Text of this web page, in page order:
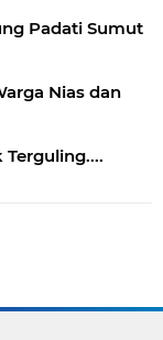
Padati Sumut
Nias dan